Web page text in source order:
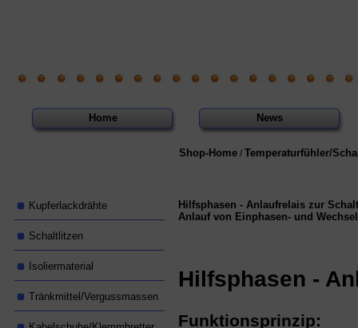
Home News
Kupferlackdrähte
Schaltlitzen
Isoliermaterial
Tränkmittel/Vergussmassen
Shop-Home / Temperaturfühler/
Hilfsphasen - Anlaufrelais zur
Anlauf von Einphasen- und
Hilfsphasen -
Funktionsprinzip: